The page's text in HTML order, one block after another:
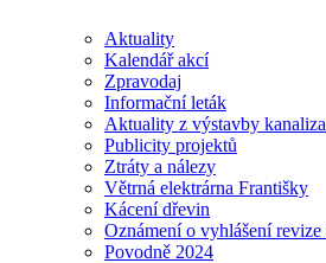
Aktuality
Kalendář akcí
Zpravodaj
Informační leták
Aktuality z výstavby
Publicity projektů
Ztráty a nálezy
Větrná elektrárna Františky
Kácení dřevin
Oznámení o vyhlášení
Povodně 2024